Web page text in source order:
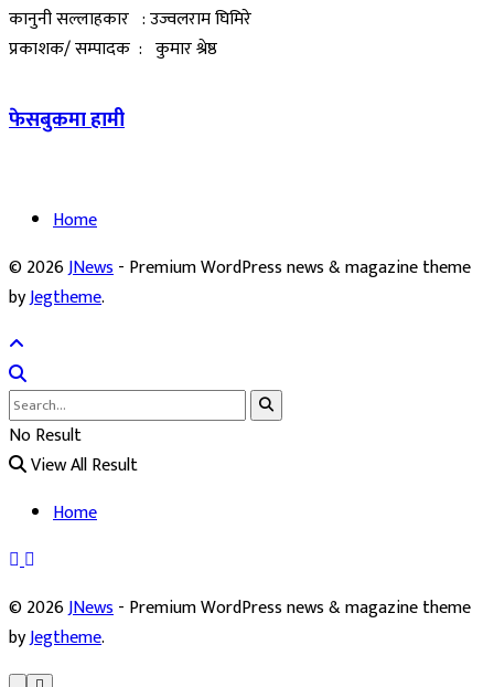
कानुनी सल्लाहकार : उज्वलराम घिमिरे
प्रकाशक/ सम्पादक : कुमार श्रेष्ठ
फेसबुकमा हामी
Home
© 2026JNews- Premium WordPress news & magazine theme
byJegtheme.
No Result
View All Result
Home
© 2026JNews- Premium WordPress news & magazine theme
byJegtheme.